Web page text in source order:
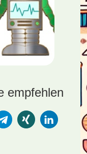
empfehlen